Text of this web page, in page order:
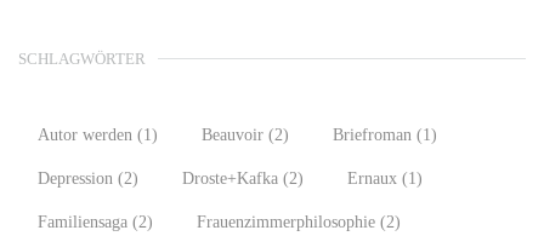
SCHLAGWÖRTER
Autor werden (1) Beauvoir (2) Briefroman (1)
Depression (2) Droste+Kafka (2) Ernaux (1)
Familiensaga (2) Frauenzimmerphilosophie (2)